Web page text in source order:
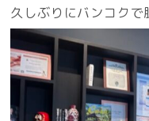
久しぶりにバンコクで